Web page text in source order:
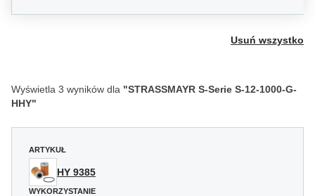
Usuń wszystko
Wyświetla 3 wyników dla "STRASSMAYR S-Serie S-12-1000-G-
HHY"
ARTYKUŁ
HY 9385
WYKORZYSTANIE